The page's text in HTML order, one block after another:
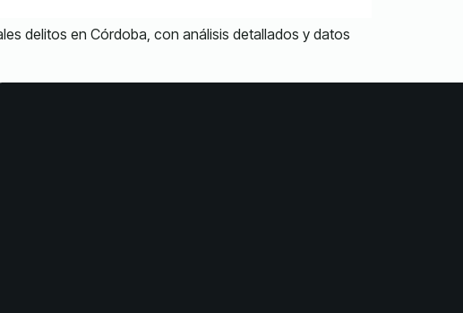
delitos en Córdoba, con análisis detallados y datos